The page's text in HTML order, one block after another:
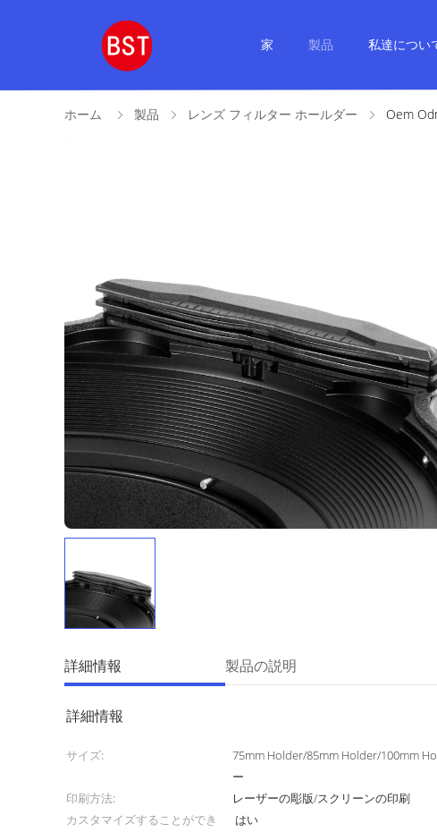
家 製品 私達につい
ホーム 製品 レンズ フィルター ホールダー Oem
詳細情報 製品の説明
詳細情報
サイズ:
75mm Holder/85mm Holder/100mm
ー
印刷方法: レーザーの彫版/スクリーンの印刷
カスタマイズすることができ
はい